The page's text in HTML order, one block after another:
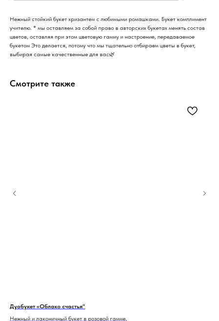
Нежный стойкий букет хризантем с любимыми ромашками. Букет комплимент
учителю. * мы оставляем за собой право в авторских букетах менять состав
цветов, оставляя при этом цветовую гамму и настроение, передаваемое
букетом Это делается, потому что мы тщательно отбираем цветы в букет,
выбирая самые качественные для вас🌿
Смотрите также
Дуобукет «Облако счастья"
Нежный и лаконичный букет в розовой гамме.